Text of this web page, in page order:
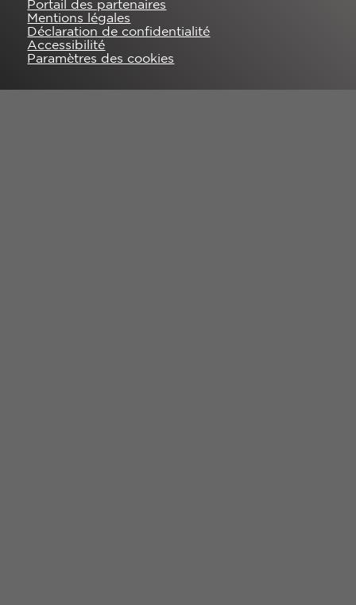
Portail des partenaires
Mentions légales
Déclaration de confidentialité
Accessibilité
Paramètres des cookies